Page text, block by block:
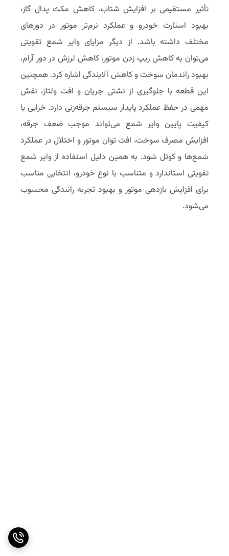
تأثیر مستقیمی بر افزایش شتاب، کاهش مکث پدال گاز،
بهبود استارت خودرو و عملکرد نرم‌تر موتور در دورهای
مختلف داشته باشد. از دیگر مزایای وایر شمع تقویتی
می‌توان به کاهش ریپ زدن موتور، کاهش لرزش در دور آرام،
بهبود راندمان سوخت و کاهش آلایندگی اشاره کرد. همچنین
این قطعه با جلوگیری از نشتی جریان و افت ولتاژ، نقش
مهمی در حفظ عملکرد پایدار سیستم جرقه‌زنی دارد. خرابی یا
کیفیت پایین وایر شمع می‌تواند موجب ضعف جرقه،
افزایش مصرف سوخت، افت توان موتور و اختلال در عملکرد
شمع‌ها و کوئل شود. به همین دلیل استفاده از وایر شمع
تقویتی استاندارد و متناسب با نوع خودرو، انتخابی مناسب
برای افزایش بازدهی موتور و بهبود تجربه رانندگی محسوب
می‌شود.